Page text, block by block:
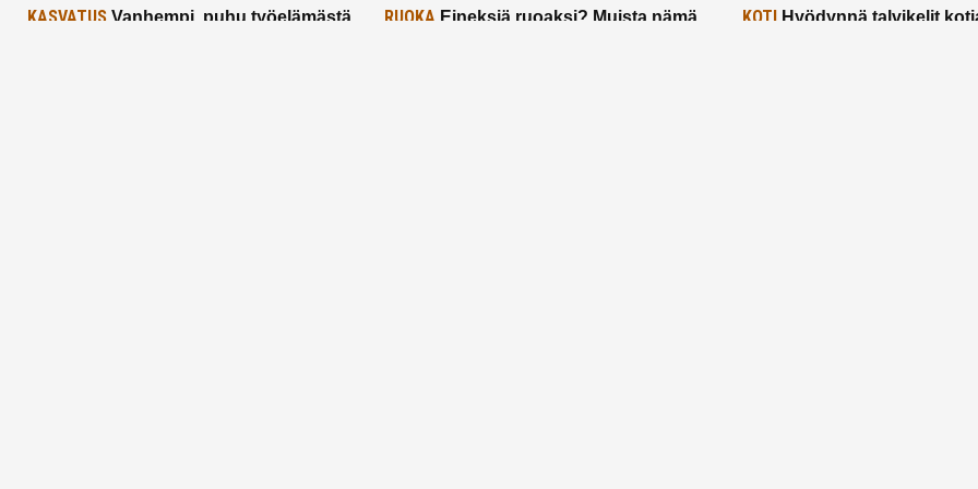
KASVATUS Vanhempi, puhu työelämästä
RUOKA Eineksiä ruoaksi? Muista nämä
KOTIHyödynnä talvikelit